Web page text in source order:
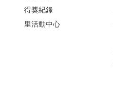
得獎紀錄
里活動中心